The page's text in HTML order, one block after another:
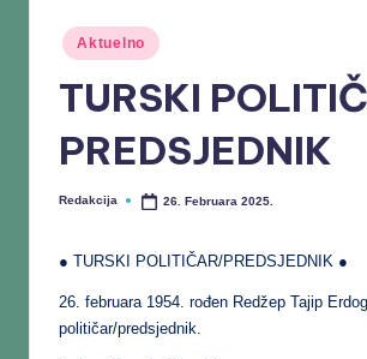
Aktuelno
TURSKI
PREDSJEDNIK
Redakcija 26. Februara 2025.
● TURSKI POLITIČAR/PREDSJEDNIK ●
26. februara 1954. rođen Redžep Tajip
političar/predsjednik.